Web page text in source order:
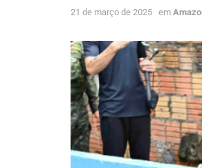
21 de março de 2025 em